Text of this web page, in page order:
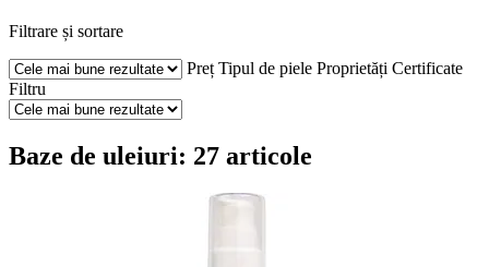
Filtrare și sortare
Preț Tipul de piele Proprietăți Certificate
Filtru
Baze de uleiuri: 27 articole